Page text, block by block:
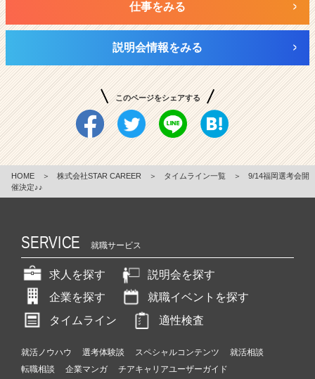
仕事をみる
説明会情報をみる
このページをシェアする
HOME ＞ 株式会社STAR CAREER ＞ タイムライン一覧 ＞
9/14福岡選考会開
催決定♪♪
SERVICE 就職サービス
求人を探す
説明会を探す
企業を探す
就職イベントを探す
タイムライン
適性検査
就活ノウハウ 選考体験談 スペシャルコンテンツ
就活相談
転職相談
企業マンガ チアキャリアユーザーガイド